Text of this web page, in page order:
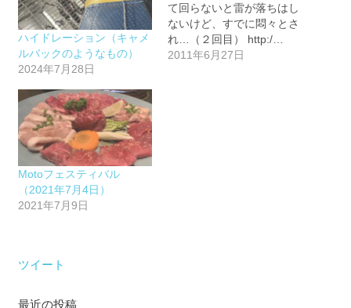
ハイドレーション（キャメ
ルバックのようなもの）
2024年7月28日
て回らないと雷が落ちはし
ないけど、すでに悶々とさ
れ…（２回目） http:/…
2011年6月27日
Motoフェスティバル
（2021年7月4日）
2021年7月9日
ツイート
最近の投稿